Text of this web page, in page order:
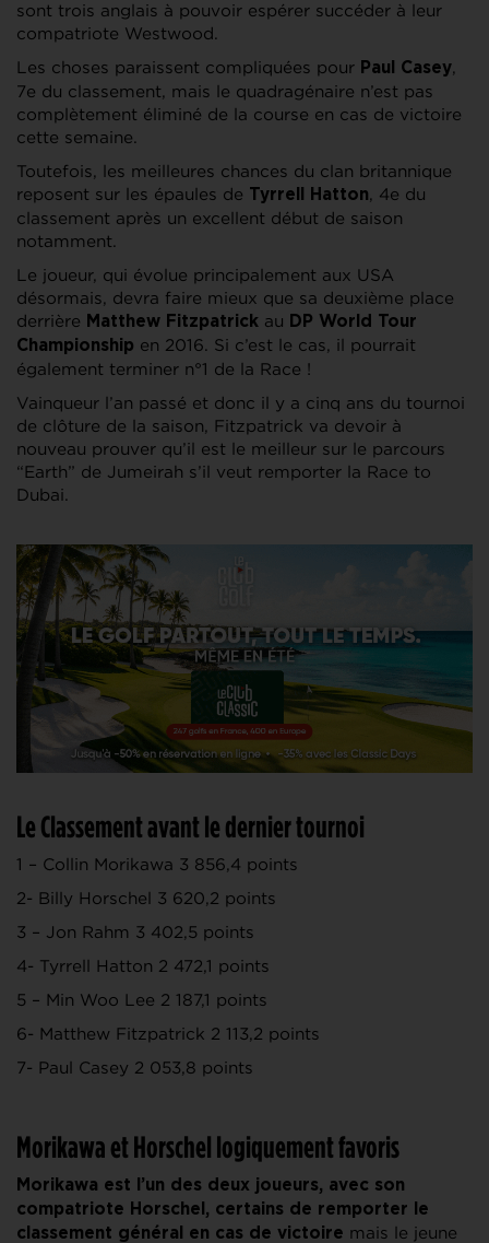
sont trois anglais à pouvoir espérer succéder à leur
compatriote Westwood.
Les choses paraissent compliquées pour Paul Casey,
7e du classement, mais le quadragénaire n’est pas
complètement éliminé de la course en cas de victoire
cette semaine.
Toutefois, les meilleures chances du clan britannique
reposent sur les épaules de
Tyrrell Hatton, 4e du
classement après un excellent début de saison
notamment.
Le joueur, qui évolue principalement aux USA
désormais, devra faire mieux que sa deuxième place
derrière Matthew Fitzpatrick au DP World Tour
Championship en 2016. Si c’est le cas, il pourrait
également terminer n°1 de la Race !
Vainqueur l’an passé et donc il y a cinq ans du tournoi
de clôture de la saison, Fitzpatrick va devoir à
nouveau prouver qu’il est le meilleur sur le parcours
“Earth” de Jumeirah s’il veut remporter la Race to
Dubai.
Le Classement avant le dernier tournoi
1 – Collin Morikawa 3 856,4 points
2- Billy Horschel 3 620,2 points
3 – Jon Rahm 3 402,5 points
4- Tyrrell Hatton 2 472,1 points
5 – Min Woo Lee 2 187,1 points
6- Matthew Fitzpatrick 2 113,2 points
7- Paul Casey 2 053,8 points
Morikawa et Horschel logiquement favoris
Morikawa est l’un des deux joueurs, avec son
compatriote Horschel, certains de remporter le
classement général en cas de victoire mais le jeune